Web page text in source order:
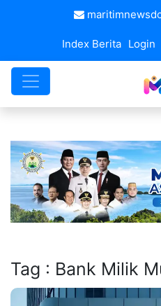
Index Berita Login
Tag : Bank Milik